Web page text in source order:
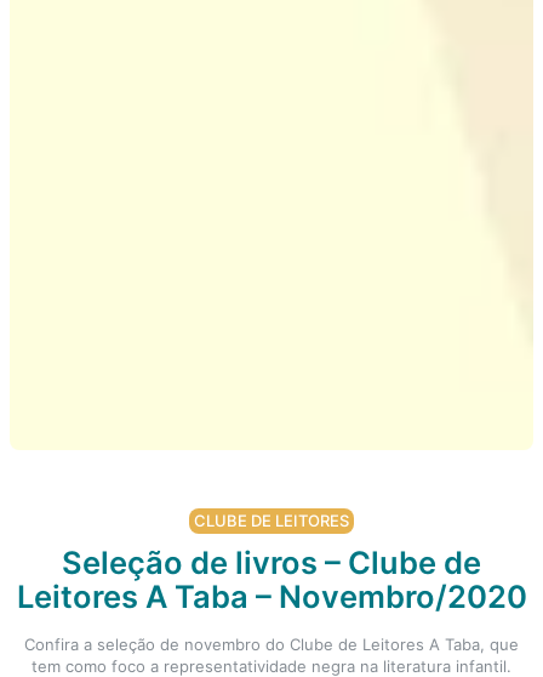
CLUBE DE LEITORES
Seleção de livros – Clube de
Leitores A Taba – Novembro/2020
Confira a seleção de novembro do Clube de Leitores A Taba, que
tem como foco a representatividade negra na literatura infantil.